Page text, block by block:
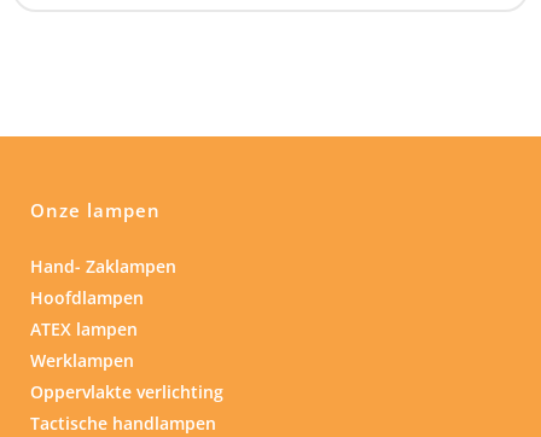
Onze lampen
Hand- Zaklampen
Hoofdlampen
ATEX lampen
Werklampen
Oppervlakte verlichting
Tactische handlampen